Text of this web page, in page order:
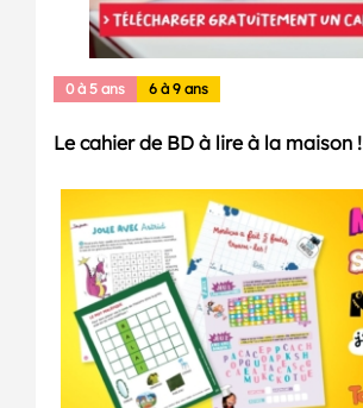
0 à 5 ans 6 à 9 ans
Le cahier de BD à lire à la maison !